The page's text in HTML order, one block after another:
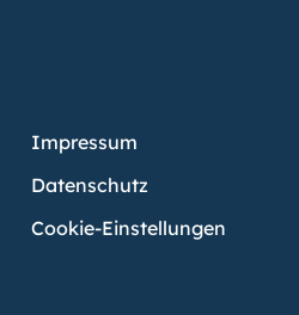
Impressum
Datenschutz
Cookie-Einstellungen